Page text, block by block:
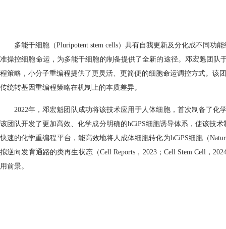
多能干细胞（Pluripotent stem cells）具有自我更新及分化成不同
准操控细胞命运，为多能干细胞的制备提供了全新的途径。邓宏魁团队
程策略，小分子重编程提供了更灵活、更简便的细胞命运调控方式。该
传统转基因重编程策略在机制上的本质差异。
2022年，邓宏魁团队成功将该技术应用于人体细胞，首次制备了化
该团队开发了更加高效、化学成分明确的hCiPS细胞诱导体系，使该技
快速的化学重编程平台，能高效地将人成体细胞转化为hCiPS细胞（
拟逆向发育通路的类再生状态（Cell Reports，2023；Cell Stem Cell，
用前景。